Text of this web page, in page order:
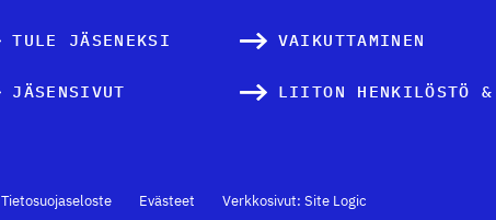
TULE JÄSENEKSI
JÄSENSIVUT
VAIKUTTAMINEN
LIITON HENKILÖSTÖ
Tietosuojaseloste Evästeet
Verkkosivut: Site Logic